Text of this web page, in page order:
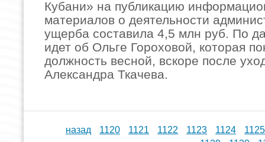
Кубани» на публикацию
материалов о деятельности
ущерба составила 4,5 млн руб. По
идет об Ольге Гороховой, которая
должность весной, вскоре после
Александра Ткачева.
назад 1120 1121 1122 1123 1124
1125